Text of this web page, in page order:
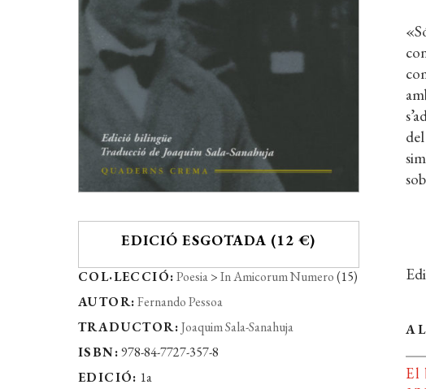
EDICIÓ ESGOTADA (12 €)
COL·LECCIÓ: Poesia>In Amicorum Numero(15)
AUTOR: Fernando Pessoa
TRADUCTOR:Joaquim Sala-Sanahuja
ISBN:978-84-7727-357-8
EDICIÓ: 1a
El